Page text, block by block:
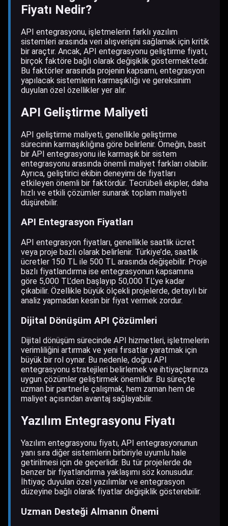
Fiyatı Nedir?
API entegrasyonu, işletmelerin farklı yazılım
sistemleri arasında veri alışverişini sağlamak için kritik
bir araçtır. Ancak, API entegrasyonu geliştirme fiyatı,
birçok faktöre bağlı olarak değişiklik göstermektedir.
Bu faktörler arasında projenin kapsamı, entegrasyon
yapılacak sistemlerin karmaşıklığı ve gereksinim
duyulan özel özellikler yer alır.
API Geliştirme Maliyeti
API geliştirme maliyeti, genellikle geliştirme
sürecinin karmaşıklığına göre belirlenir. Örneğin, basit
bir API entegrasyonu ile karmaşık bir sistem
entegrasyonu arasında önemli maliyet farkları olabilir.
Ayrıca, geliştirici ekibin deneyimi de fiyatları
etkileyen önemli bir faktördür. Tecrübeli ekipler, daha
hızlı ve etkili çözümler sunarak toplam maliyeti
düşürebilir.
API Entegrasyon Fiyatları
API entegrasyon fiyatları, genellikle saatlik ücret
veya proje bazlı olarak belirlenir. Türkiye’de, saatlik
ücretler 150 TL ile 500 TL arasında değişebilir. Proje
bazlı fiyatlandırma ise entegrasyonun kapsamına
göre 5,000 TL’den başlayıp 50,000 TL’ye kadar
çıkabilir. Özellikle büyük ölçekli projelerde, detaylı bir
analiz yapmadan kesin bir fiyat vermek zordur.
Dijital Dönüşüm API Çözümleri
Dijital dönüşüm sürecinde API hizmetleri, işletmelerin
verimliliğini artırmak ve yeni fırsatlar yaratmak için
büyük bir rol oynar. Bu nedenle, doğru API
entegrasyonu stratejileri belirlemek ve ihtiyaçlarınıza
uygun çözümler geliştirmek önemlidir. Bu süreçte
uzman bir partnerle çalışmak, hem zaman hem de
maliyet açısından avantaj sağlayabilir.
Yazılım Entegrasyonu Fiyatı
Yazılım entegrasyonu fiyatı, API entegrasyonunun
yanı sıra diğer sistemlerin birbiriyle uyumlu hale
getirilmesi için de geçerlidir. Bu tür projelerde de
benzer bir fiyatlandırma yaklaşımı söz konusudur.
İhtiyaç duyulan özel yazılımlar ve entegrasyon
düzeyine bağlı olarak fiyatlar değişiklik gösterebilir.
Uzman Desteği Almanın Önemi